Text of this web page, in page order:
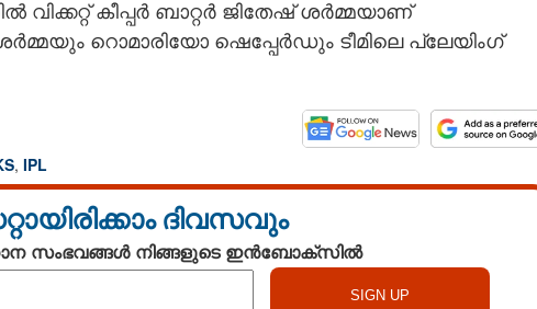
വിക്കറ്റ് കീപ്പർ ബാറ്റർ ജിതേഷ് ശർമ്മയാണ്
റൊമാരിയോ ഷെപ്പേർഡും ടീമിലെ പ്ലേയിംഗ്
, IPL
ദിവസവും
സംഭവങ്ങൾ നിങ്ങളുടെ ഇൻബോക്സിൽ